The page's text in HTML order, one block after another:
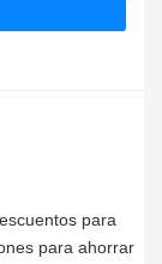
para
para ahorrar